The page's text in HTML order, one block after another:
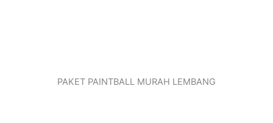
PAKET PAINTBALL MURAH LEMBANG